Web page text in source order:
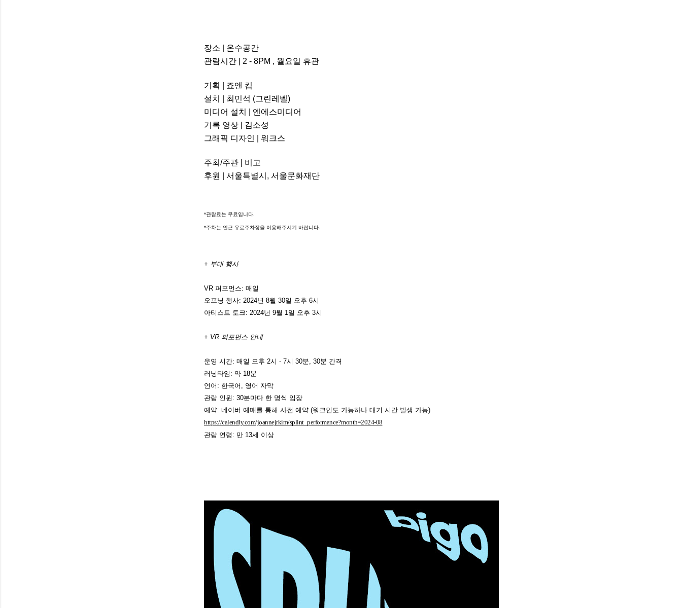
장소 | 온수공간
관람시간 | 2 - 8PM , 월요일 휴관
기획 | 죠앤 킴
설치 | 최민석 (그린레벨)
미디어 설치 | 엔에스미디어
기록 영상 | 김소성
그래픽 디자인 | 워크스
주최/주관 | 비고
후원 | 서울특별시, 서울문화재단
*관람료는 무료입니다.
*주차는 인근 유료주차장을 이용해주시기 바랍니다.
+ 부대 행사
VR 퍼포먼스: 매일
오프닝 행사: 2024년 8월 30일 오후 6시
아티스트 토크: 2024년 9월 1일 오후 3시
+ VR 퍼포먼스 안내
운영 시간: 매일 오후 2시 - 7시 30분, 30분 간격
러닝타임: 약 18분
언어: 한국어, 영어 자막
관람 인원: 30분마다 한 명씩 입장
예약: 네이버 예매를 통해 사전 예약 (워크인도 가능하나 대기 시간 발생 가능)
https://calendly.com/joannejrkim/splint_performance?month=2024-08
관람 연령: 만 13세 이상